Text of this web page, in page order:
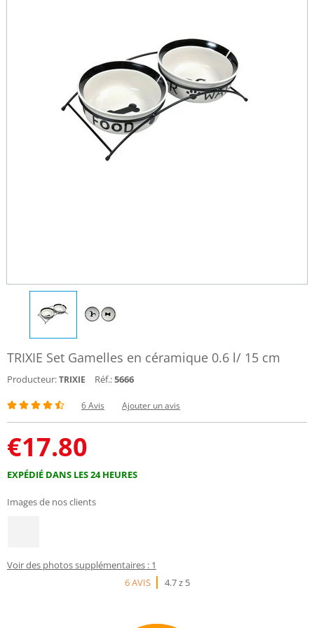
TRIXIE Set Gamelles en céramique 0.6 l/ 15 cm
Producteur:TRIXIE Réf.:5666
6 Avis Ajouter un avis
€17.80
EXPÉDIÉ DANS LES 24 HEURES
Images de nos clients
Voir des photos supplémentaires : 1
6 AVIS
4.7 z 5